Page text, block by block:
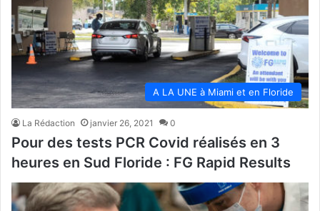
A LA UNE à Miami et en Floride
La Rédaction janvier 26, 2021 0
Pour des tests PCR Covid réalisés en 3
heures en Sud Floride : FG Rapid Results